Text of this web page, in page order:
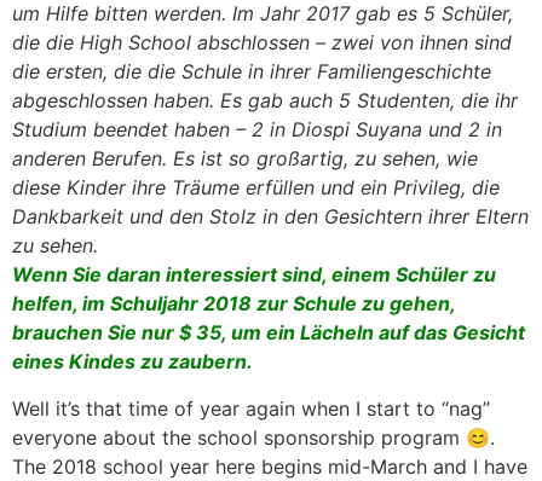
um Hilfe bitten werden. Im Jahr 2017 gab es 5 Schüler,
die die High School abschlossen – zwei von ihnen sind
die ersten, die die Schule in ihrer Familiengeschichte
abgeschlossen haben. Es gab auch 5 Studenten, die ihr
Studium beendet haben – 2 in Diospi Suyana und 2 in
anderen Berufen. Es ist so großartig, zu sehen, wie
diese Kinder ihre Träume erfüllen und ein Privileg, die
Dankbarkeit und den Stolz in den Gesichtern ihrer Eltern
zu sehen.
Wenn Sie daran interessiert sind, einem Schüler zu
helfen, im Schuljahr 2018 zur Schule zu gehen,
brauchen Sie nur $ 35, um ein Lächeln auf das Gesicht
eines Kindes zu zaubern.
Well it’s that time of year again when I start to “nag”
everyone about the school sponsorship program 😊.
The 2018 school year here begins mid-March and I have